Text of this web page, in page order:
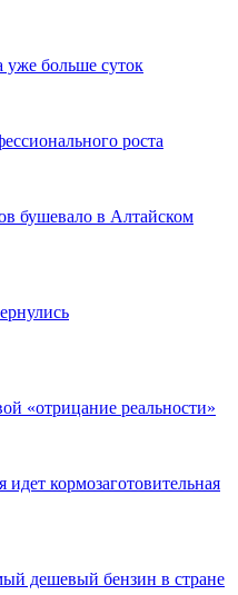
уже больше суток
роста
бушевало в Алтайском
«отрицание реальности»
кормозаготовительная
дешевый бензин в стране